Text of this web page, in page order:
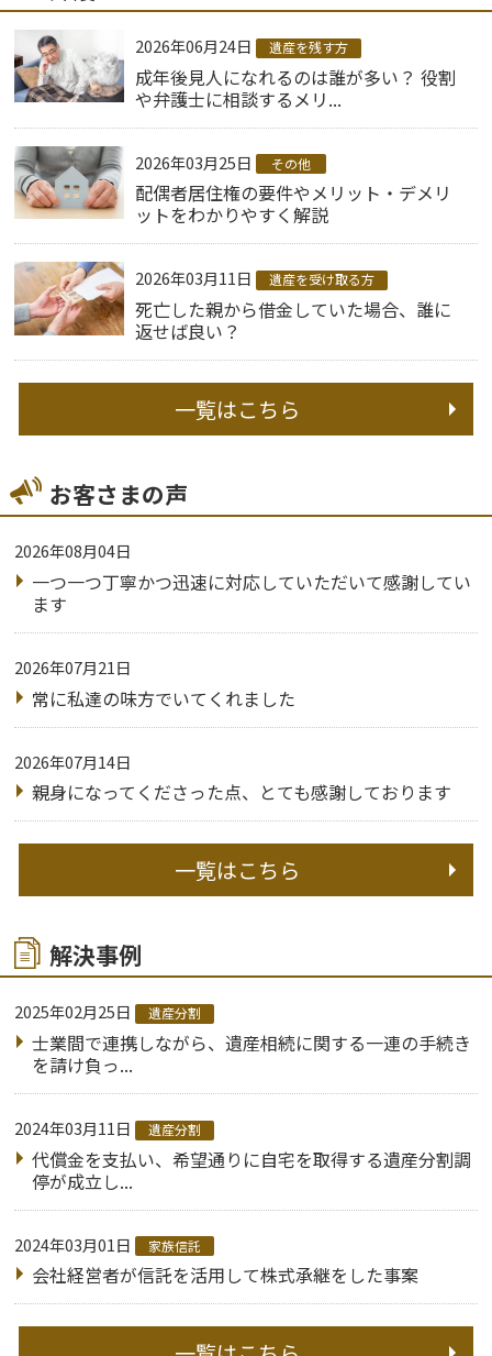
2026年06月24日 遺産を残す方
成年後見人になれるのは誰が多い？ 役割
や弁護士に相談するメリ...
2026年03月25日 その他
配偶者居住権の要件やメリット・デメリ
ットをわかりやすく解説
2026年03月11日 遺産を受け取る方
死亡した親から借金していた場合、誰に
返せば良い？
一覧はこちら
お客さまの声
2026年08月04日
一つ一つ丁寧かつ迅速に対応していただいて感謝してい
ます
2026年07月21日
常に私達の味方でいてくれました
2026年07月14日
親身になってくださった点、とても感謝しております
一覧はこちら
解決事例
2025年02月25日 遺産分割
士業間で連携しながら、遺産相続に関する一連の手続き
を請け負っ...
2024年03月11日 遺産分割
代償金を支払い、希望通りに自宅を取得する遺産分割調
停が成立し...
2024年03月01日 家族信託
会社経営者が信託を活用して株式承継をした事案